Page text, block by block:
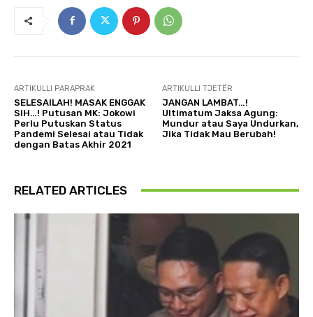
ARTIKULLI PARAPRAK
SELESAILAH! MASAK ENGGAK
SIH…! Putusan MK: Jokowi
Perlu Putuskan Status
Pandemi Selesai atau Tidak
dengan Batas Akhir 2021
ARTIKULLI TJETËR
JANGAN LAMBAT…!
Ultimatum Jaksa Agung:
Mundur atau Saya Undurkan,
Jika Tidak Mau Berubah!
RELATED ARTICLES